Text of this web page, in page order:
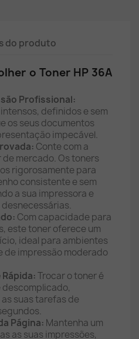
do produto
o Toner HP 36A
Profissional:
definidos e sem
os seus documentos
impecável.
Conte com a
mercado. Os toners
rigorosamente para
consistente e sem
a sua impressora e
Com capacidade para
este toner oferece um
ideal para ambientes
de impressão moderado
Trocar o toner é
suas tarefas de
Página: Mantenha um
as suas impressões,